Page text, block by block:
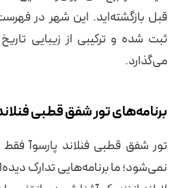
قبل بازگشته‌اید. این شهر در
ثبت شده و ترکیبی از زیبایی
می‌گذارد.
برنامه‌های تور شفق قطبی
تور شفق قطبی فنلاند پارسوآ
نمی‌شود؛ ما برنامه‌هایی تدارک